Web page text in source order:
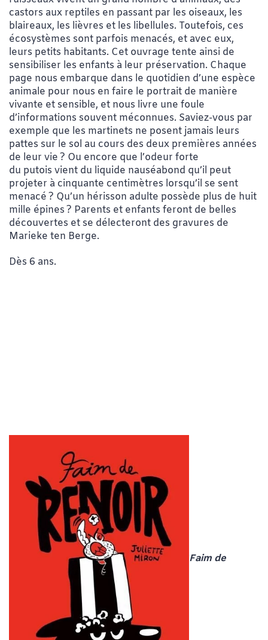
castors aux reptiles en passant par les oiseaux, les
blaireaux, les lièvres et les libellules. Toutefois, ces
écosystèmes sont parfois menacés, et avec eux,
leurs petits habitants. Cet ouvrage tente ainsi de
sensibiliser les enfants à leur préservation. Chaque
page nous embarque dans le quotidien d’une espèce
animale pour nous en faire le portrait de manière
vivante et sensible, et nous livre une foule
d’informations souvent méconnues. Saviez-vous par
exemple que les martinets ne posent jamais leurs
pattes sur le sol au cours des deux premières années
de leur vie ? Ou encore que l’odeur forte
du putois vient du liquide nauséabond qu’il peut
projeter à cinquante centimètres lorsqu’il se sent
menacé ? Qu’un hérisson adulte possède plus de huit
mille épines ? Parents et enfants feront de belles
découvertes et se délecteront des gravures de
Marieke ten Berge.
Dès 6 ans.
Faim de